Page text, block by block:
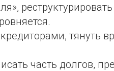
тянуть
часть долгов,